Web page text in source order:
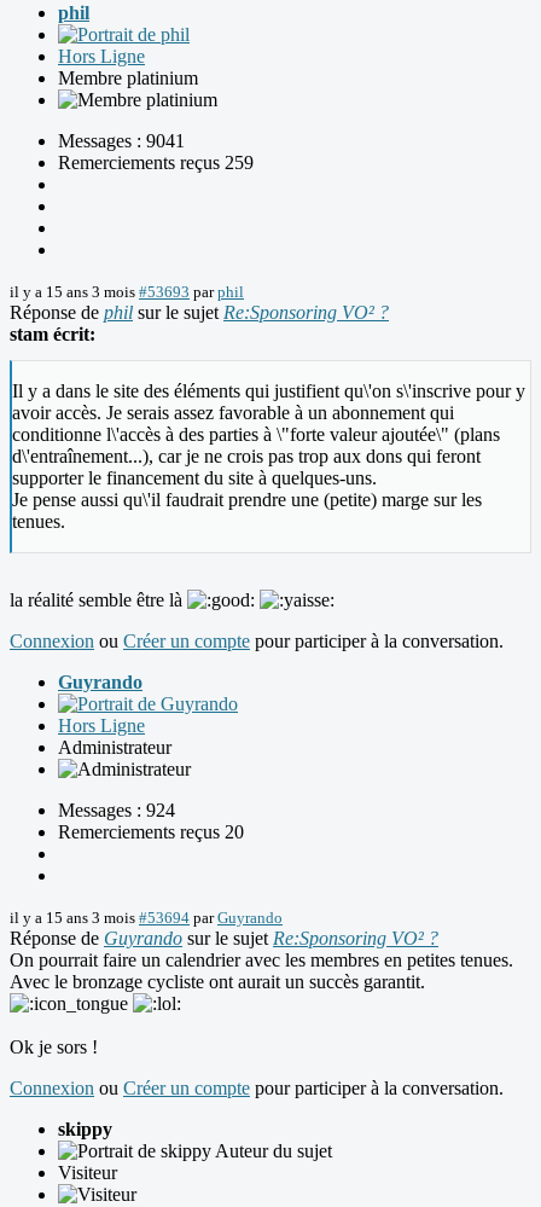
phil
Hors Ligne
Membre platinium
Messages : 9041
Remerciements reçus 259
il y a 15 ans 3 mois #53693 parphil
Réponse de phil sur le sujet Re:Sponsoring VO² ?
stam écrit:
Il y a dans le site des éléments qui justifient qu\'on s\'inscrive pour y
avoir accès. Je serais assez favorable à un abonnement qui
conditionne l\'accès à des parties à \"forte valeur ajoutée\" (plans
d\'entraînement...), car je ne crois pas trop aux dons qui feront
supporter le financement du site à quelques-uns.
Je pense aussi qu\'il faudrait prendre une (petite) marge sur les
tenues.
la réalité semble être là
Connexion ou Créer un compte pour participer à la conversation.
Guyrando
Hors Ligne
Administrateur
Messages : 924
Remerciements reçus 20
il y a 15 ans 3 mois #53694 parGuyrando
Réponse de Guyrando sur le sujet Re:Sponsoring VO² ?
On pourrait faire un calendrier avec les membres en petites tenues.
Avec le bronzage cycliste ont aurait un succès garantit.
Ok je sors !
Connexion ou Créer un compte pour participer à la conversation.
skippy
Auteur du sujet
Visiteur